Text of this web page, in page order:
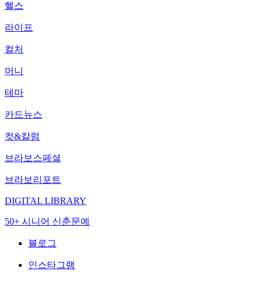
헬스
라이프
컬처
머니
테마
카드뉴스
컷&칼럼
브라보스페셜
브라보리포트
DIGITAL LIBRARY
50+ 시니어 신춘문예
블로그
인스타그램